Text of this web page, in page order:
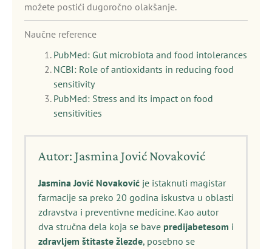
možete postići dugoročno olakšanje.
Naučne reference
PubMed: Gut microbiota and food intolerances
NCBI: Role of antioxidants in reducing food
sensitivity
PubMed: Stress and its impact on food
sensitivities
Autor: Jasmina Jović Novaković
Jasmina Jović Novaković je istaknuti magistar
farmacije sa preko 20 godina iskustva u oblasti
zdravstva i preventivne medicine. Kao autor
dva stručna dela koja se bave predijabetesom i
zdravljem štitaste žlezde, posebno se